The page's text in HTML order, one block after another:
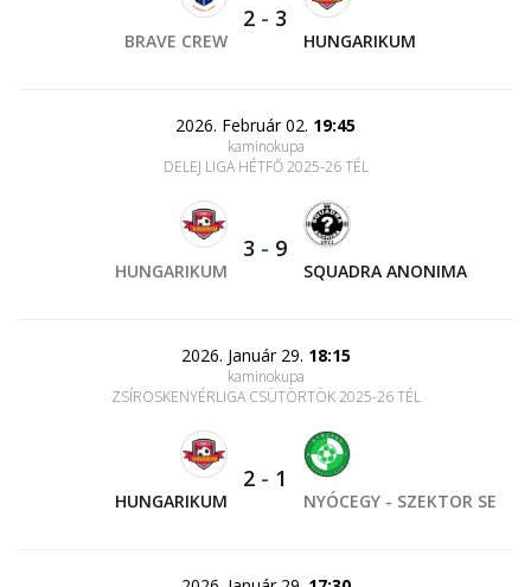
BRAVE CREW
2 - 3
HUNGARIKUM
2026. Február 02. 19:45
kaminokupa
DELEJ LIGA HÉTFŐ 2025-26 TÉL
HUNGARIKUM
3 - 9
SQUADRA ANONIMA
2026. Január 29. 18:15
kaminokupa
ZSÍROSKENYÉRLIGA CSÜTÖRTÖK 2025-26 TÉL
HUNGARIKUM
2 - 1
NYÓCEGY - SZEKTOR SE